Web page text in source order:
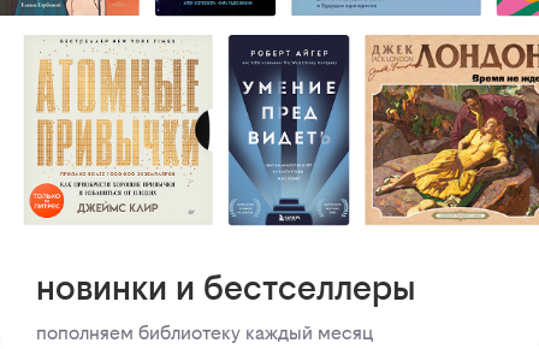
новинки и бестселлеры
пополняем библиотеку каждый месяц